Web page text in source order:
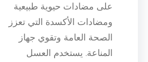
على مضادات حيوية طبيعية
ومضادات الأكسدة التي تعزز
الصحة العامة وتقوي جهاز
المناعة. يستخدم العسل